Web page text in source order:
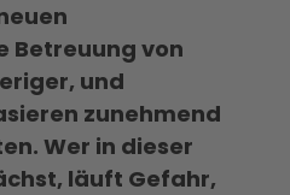
Betreuung von
und
zunehmend
Wer in dieser
läuft Gefahr,